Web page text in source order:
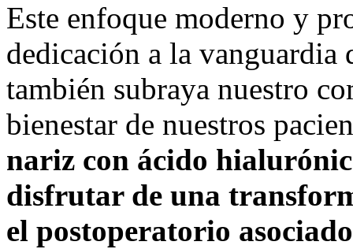
Este enfoque moderno y
dedicación a la vanguardia
también subraya nuestro
bienestar de nuestros
nariz con ácido
disfrutar de una
el postoperatorio